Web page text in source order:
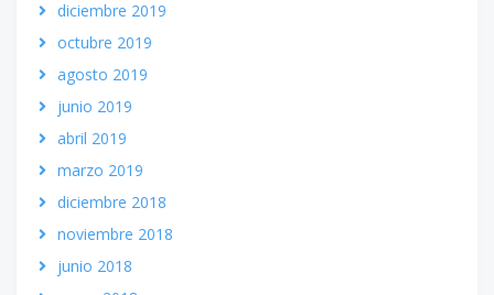
diciembre 2019
octubre 2019
agosto 2019
junio 2019
abril 2019
marzo 2019
diciembre 2018
noviembre 2018
junio 2018